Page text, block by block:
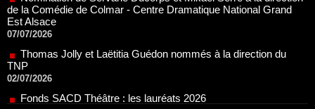
07/07/2026
Thomas Jolly et Laëtitia Guédon nommés à la direction du
TNP
02/07/2026
Fonds SACD Théâtre : les lauréats 2026
23/06/2026
Dispositif ARTCENA Écrire pour le cirque, les lauréats 2026 !